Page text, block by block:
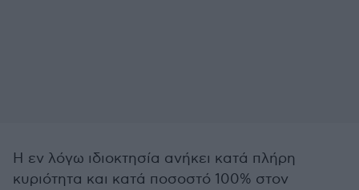
Η εν λόγω ιδιοκτησία ανήκει κατά πλήρη
κυριότητα και κατά ποσοστό 100% στον